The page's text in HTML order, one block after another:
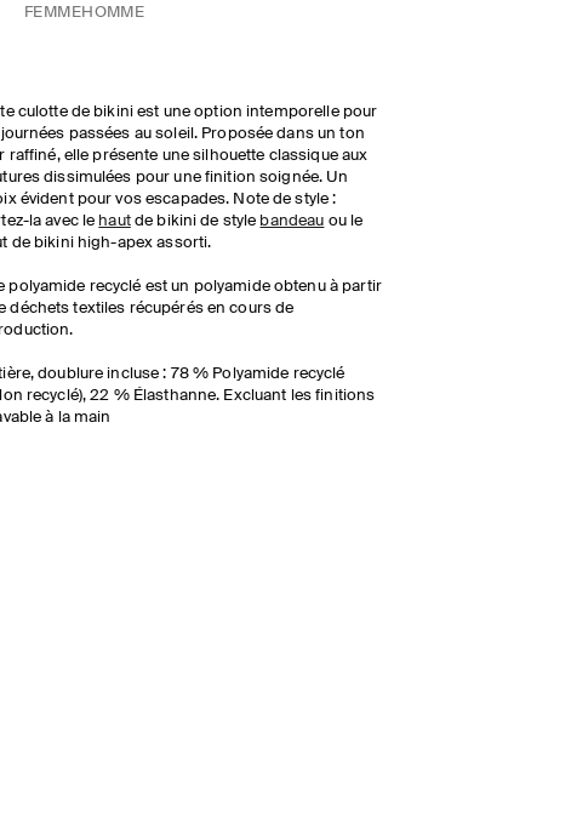
FEMMEHOMME
culotte de bikini est une option intemporelle pour
passées au soleil. Proposée dans un ton
raffiné, elle présente une silhouette classique aux
dissimulées pour une finition soignée. Un
évident pour vos escapades. Note de style :
la avec le hautde bikini de style bandeau ou le
de bikini high-apex assorti.
polyamide recyclé est un polyamide obtenu à partir
déchets textiles récupérés en cours de
doublure incluse : 78 % Polyamide recyclé
recyclé), 22 % Élasthanne. Excluant les finitions
à la main